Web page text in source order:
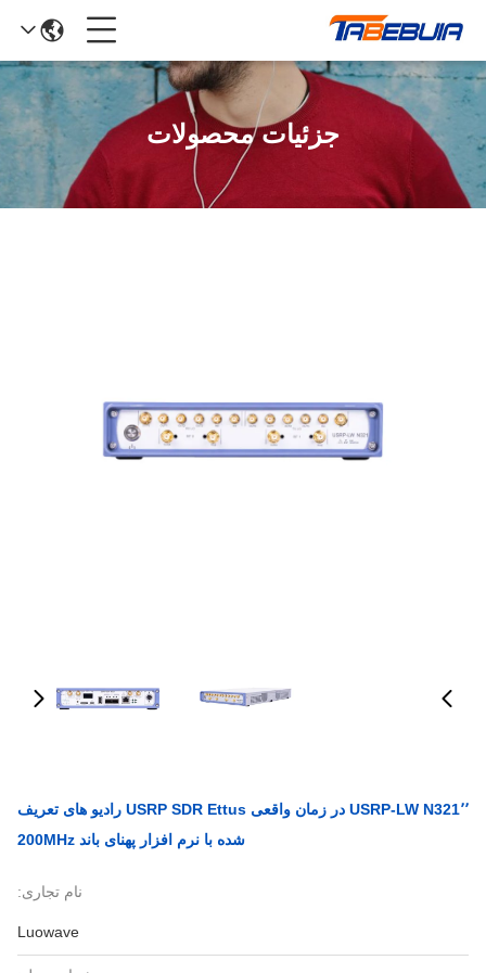
جزئیات محصولات
USRP-LW N321٬٬ در زمان واقعی USRP SDR Ettus رادیو های تعریف
شده با نرم افزار پهنای باند 200MHz
نام تجاری:
Luowave